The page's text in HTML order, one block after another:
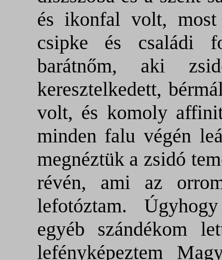
és ikonfal volt,
csipke és családi
barátnőm, aki
keresztelkedett,
volt, és komoly
minden falu végén
megnéztük a zsidó
révén, ami az
lefotóztam.
egyéb szándékom
lefényképeztem